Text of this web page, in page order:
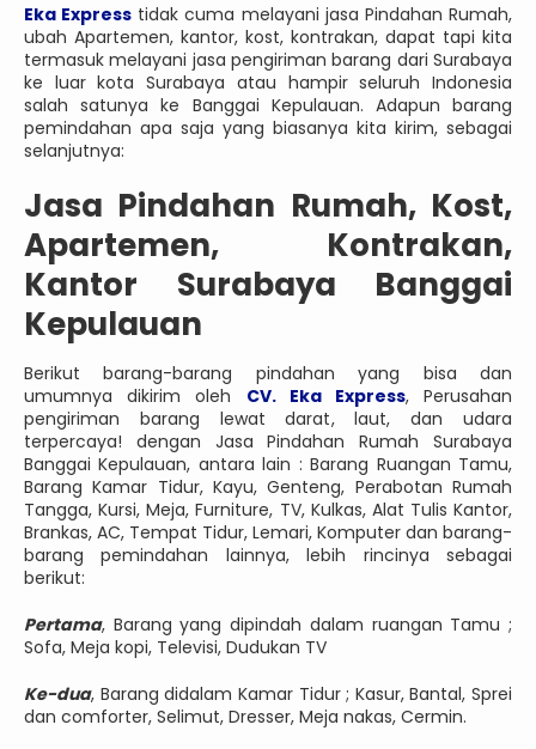
Eka Express tidak cuma melayani jasa Pindahan Rumah,
ubah Apartemen, kantor, kost, kontrakan, dapat tapi kita
termasuk melayani jasa pengiriman barang dari Surabaya
ke luar kota Surabaya atau hampir seluruh Indonesia
salah satunya ke Banggai Kepulauan. Adapun barang
pemindahan apa saja yang biasanya kita kirim, sebagai
selanjutnya:
Jasa Pindahan Rumah, Kost,
Apartemen, Kontrakan,
Kantor Surabaya Banggai
Kepulauan
Berikut barang-barang pindahan yang bisa dan
umumnya dikirim oleh CV. Eka Express, Perusahan
pengiriman barang lewat darat, laut, dan udara
terpercaya! dengan Jasa Pindahan Rumah Surabaya
Banggai Kepulauan, antara lain : Barang Ruangan Tamu,
Barang Kamar Tidur, Kayu, Genteng, Perabotan Rumah
Tangga, Kursi, Meja, Furniture, TV, Kulkas, Alat Tulis Kantor,
Brankas, AC, Tempat Tidur, Lemari, Komputer dan barang-
barang pemindahan lainnya, lebih rincinya sebagai
berikut:
Pertama, Barang yang dipindah dalam ruangan Tamu ;
Sofa, Meja kopi, Televisi, Dudukan TV
Ke-dua, Barang didalam Kamar Tidur ; Kasur, Bantal, Sprei
dan comforter, Selimut, Dresser, Meja nakas, Cermin.